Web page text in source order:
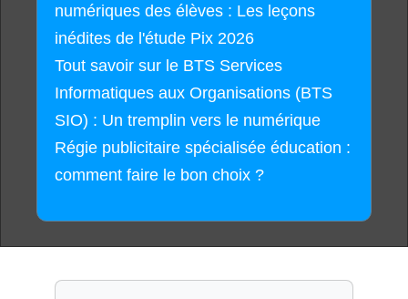
numériques des élèves : Les leçons
inédites de l'étude Pix 2026
Tout savoir sur le BTS Services
Informatiques aux Organisations (BTS
SIO) : Un tremplin vers le numérique
Régie publicitaire spécialisée éducation :
comment faire le bon choix ?